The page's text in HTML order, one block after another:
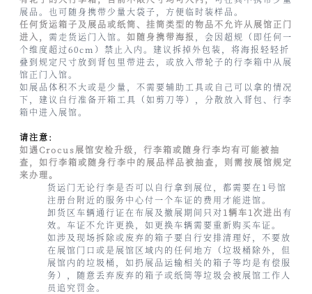
展品。也可随身携带少量大袋子，方便临时装样品。
任何货运箱子及展品或纸筒、挂筒类型的物品不允许从展馆正门
进入， 需走货运门入馆。 如随身携带海报 ，会因超规（即任何一
个维度超过60cm）禁止入内。建议拆掉外包装，将海报轻轻折
叠到规定尺寸放到背包里带进去，或放入带轮子的行李箱中从展
馆正门入馆。
如展品体积不大或是少量，不需要辅助工具或自己可以拿的情况
下，建议自行准备开箱工具（如剪刀等），分散放入背包、行李
箱中进入展馆。
请注意:
如遇Crocus展馆安检升级，行李箱或随身行李均有可能被抽
查，如行李箱或随身行李中的展品样品被抽查，则需按展馆规定
来办理。
货运门无论行李是否可以自行拿到展位，都需要在1号馆
注册台附近的服务中心付一个车证的费用才能进馆。
卸货区车辆通行证在布展及撤展期间只对1辆车1次进出有
效。车证不允许更换，如更换车辆需要重新购买车证。
如涉及现场拆除或废弃的箱子要自行安排清理好，不要放
在展馆门口或是展馆区域内的任何地方（垃圾桶除外，但
展馆内的垃圾桶，如扔展品运输相关的箱子等均是有偿服
务），随意丢弃废弃的箱子或纸筒等垃圾会被展馆工作人
员追究罚金。